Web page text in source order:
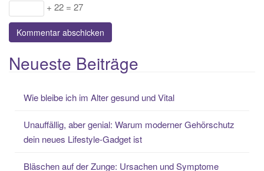
+ 22 = 27
Neueste Beiträge
Wie bleibe ich im Alter gesund und Vital
Unauffällig, aber genial: Warum moderner Gehörschutz
dein neues Lifestyle-Gadget ist
Bläschen auf der Zunge: Ursachen und Symptome